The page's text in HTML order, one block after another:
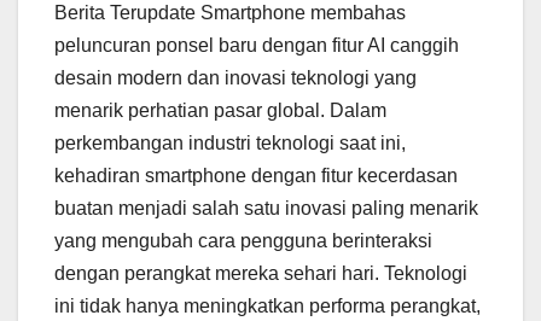
Berita Terupdate Smartphone membahas
peluncuran ponsel baru dengan fitur AI canggih
desain modern dan inovasi teknologi yang
menarik perhatian pasar global. Dalam
perkembangan industri teknologi saat ini,
kehadiran smartphone dengan fitur kecerdasan
buatan menjadi salah satu inovasi paling menarik
yang mengubah cara pengguna berinteraksi
dengan perangkat mereka sehari hari. Teknologi
ini tidak hanya meningkatkan performa perangkat,